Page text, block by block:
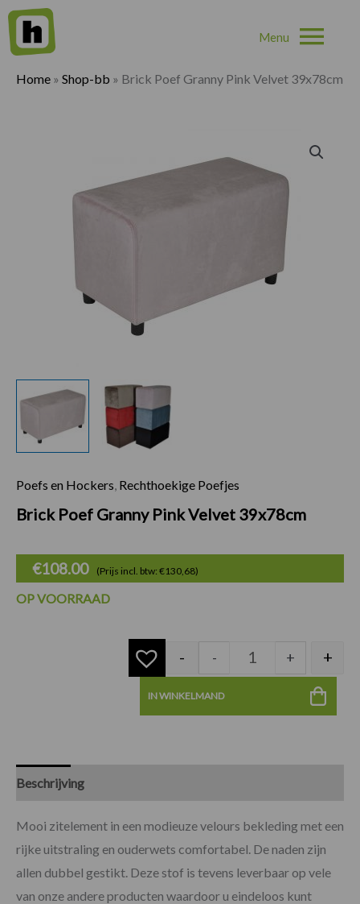
Home » Shop-bb » Brick Poef Granny Pink Velvet 39x78cm
Poefs en Hockers Rechthoekige Poefjes
Brick Poef Granny Pink Velvet 39x78cm
€108.00 (Prijs incl. btw: €130,68)
OP VOORRAAD
- - + +
IN WINKELMAND
Beschrijving
Mooi zitelement in een modieuze velours bekleding met een
rijke uitstraling en ouderwets comfortabel. De naden zijn
allen dubbel gestikt. Deze stof is tevens leverbaar op vele
van onze andere producten waardoor u eindeloos kunt